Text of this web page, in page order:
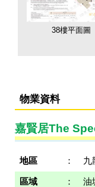
38樓平面圖
物業資料
嘉賢居The
地區 ： 九
區域 ： 油